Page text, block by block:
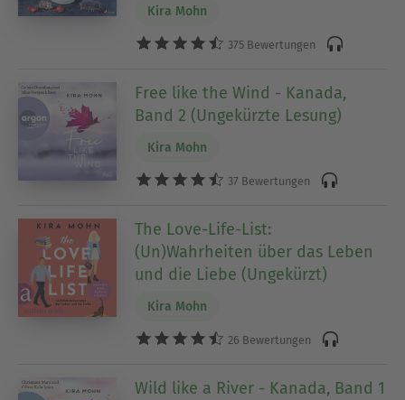
Kira Mohn
375 Bewertungen
Free like the Wind - Kanada,
Band 2 (Ungekürzte Lesung)
Kira Mohn
37 Bewertungen
The Love-Life-List:
(Un)Wahrheiten über das Leben
und die Liebe (Ungekürzt)
Kira Mohn
26 Bewertungen
Wild like a River - Kanada, Band 1